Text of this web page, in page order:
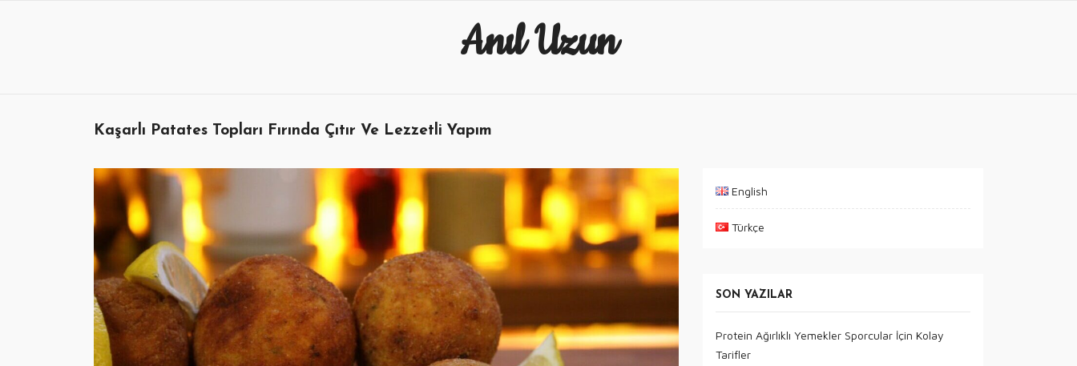
Anıl Uzun
Kaşarlı Patates Topları Fırında Çıtır Ve Lezzetli Yapım
English
Türkçe
SON YAZILAR
Protein Ağırlıklı Yemekler Sporcular İçin Kolay
Tarifler